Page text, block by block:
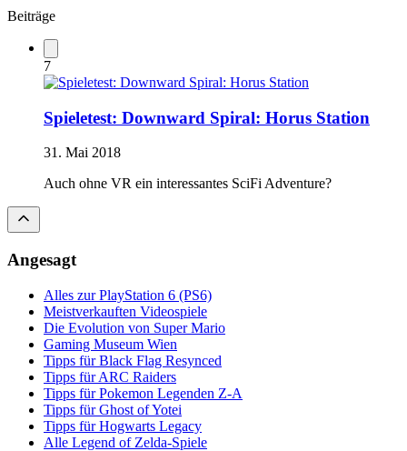
Beiträge
7
Spieletest: Downward Spiral: Horus Station
31. Mai 2018
Auch ohne VR ein interessantes SciFi Adventure?
Angesagt
Alles zur PlayStation 6 (PS6)
Meistverkauften Videospiele
Die Evolution von Super Mario
Gaming Museum Wien
Tipps für Black Flag Resynced
Tipps für ARC Raiders
Tipps für Pokemon Legenden Z-A
Tipps für Ghost of Yotei
Tipps für Hogwarts Legacy
Alle Legend of Zelda-Spiele